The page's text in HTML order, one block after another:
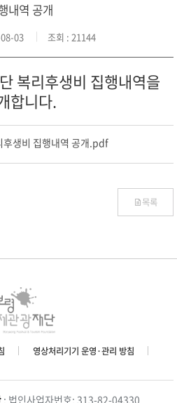
내역 공개
03 조회 : 21144
복리후생비 집행내역을
합니다.
후생비 집행내역 공개.pdf
목록
영상처리기기 운영·관리 방침
: 법인사업자번호: 313-82-04330